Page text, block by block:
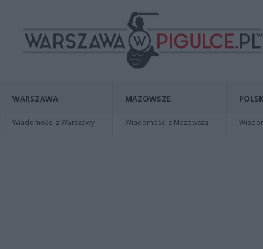
WARSZAWA
Wiadomości z Warszawy
MAZOWSZE
Wiadomości z Mazowsza